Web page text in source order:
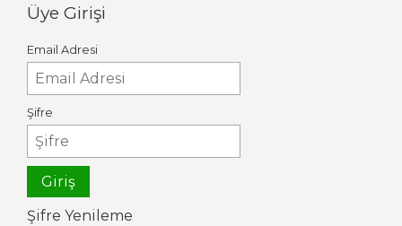
Üye Girişi
Email Adresi
Şifre
Şifre Yenileme